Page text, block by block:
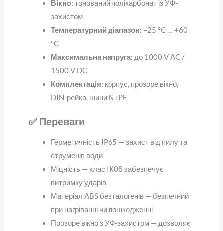
Вікно: тонований полікарбонат із УФ-
захистом
Температурний діапазон: –25 °C … +60
°C
Максимальна напруга: до 1000 V AC /
1500 V DC
Комплектація: корпус, прозоре вікно,
DIN-рейка, шини N і PE
✅ Переваги
Герметичність IP65 — захист від пилу та
струменів води
Міцність — клас IK08 забезпечує
витримку ударів
Матеріал ABS без галогенів — безпечний
при нагріванні чи пошкодженні
Прозоре вікно з УФ-захистом — дозволяє